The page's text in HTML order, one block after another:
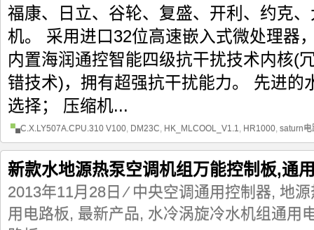
福康、日立、谷轮、复盛、开利、约克
机。 采用进口32位高速嵌入式微处理器
内置海润通控智能四级抗干扰技术内核(
错技术)，拥有超强抗干扰能力。 先进的
选择； 压缩机...
C.X.LY507A.CPU.310 V100, DM23C, HK_MLCOOL_V1.1, HR1000, saturn电
新款水地源热泵空调机组万能控制板,通
2013年11月28日 ⁄ 中央空调通用控制器, 地
用电路板, 最新产品, 水冷涡旋冷水机组通用